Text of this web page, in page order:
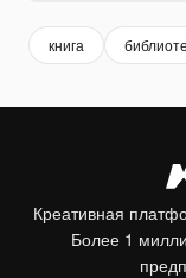
книга
Креативная
Более 1